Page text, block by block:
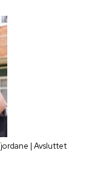
| Avsluttet